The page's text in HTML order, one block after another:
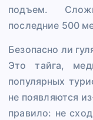
подъем.
последние 500
Безопасно ли
Это тайга,
популярных
не появляются
правило: не